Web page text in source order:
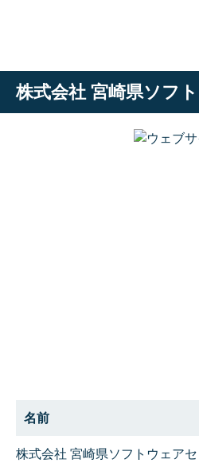
株式会社 宮崎県ソフ
名前
株式会社 宮崎県ソフトウェア